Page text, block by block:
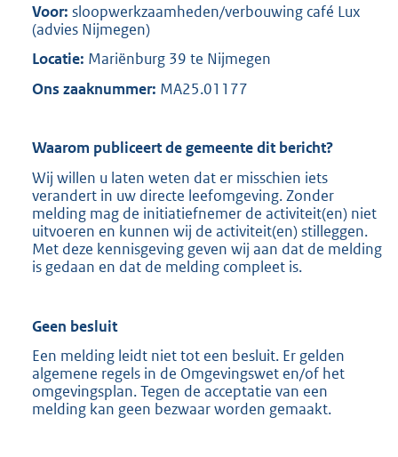
Voor: sloopwerkzaamheden/verbouwing café Lux
(advies Nijmegen)
Locatie: Mariënburg 39 te Nijmegen
Ons zaaknummer: MA25.01177
Waarom publiceert de gemeente dit bericht?
Wij willen u laten weten dat er misschien iets
verandert in uw directe leefomgeving. Zonder
melding mag de initiatiefnemer de activiteit(en) niet
uitvoeren en kunnen wij de activiteit(en) stilleggen.
Met deze kennisgeving geven wij aan dat de melding
is gedaan en dat de melding compleet is.
Geen besluit
Een melding leidt niet tot een besluit. Er gelden
algemene regels in de Omgevingswet en/of het
omgevingsplan. Tegen de acceptatie van een
melding kan geen bezwaar worden gemaakt.